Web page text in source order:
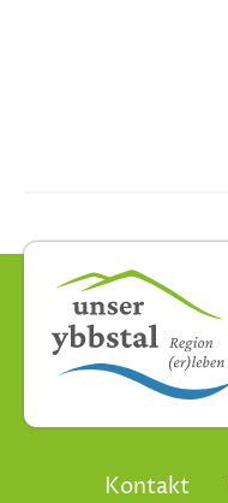
Kontakt